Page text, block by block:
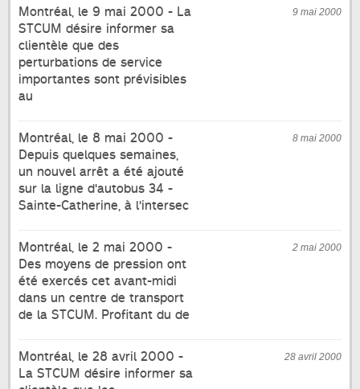
9 mai 2000
Montréal, le 9 mai 2000 - La
STCUM désire informer sa
clientèle que des
perturbations de service
importantes sont prévisibles
au
8 mai 2000
Montréal, le 8 mai 2000 -
Depuis quelques semaines,
un nouvel arrêt a été ajouté
sur la ligne d'autobus 34 -
Sainte-Catherine, à l'intersec
2 mai 2000
Montréal, le 2 mai 2000 -
Des moyens de pression ont
été exercés cet avant-midi
dans un centre de transport
de la STCUM. Profitant du de
28 avril 2000
Montréal, le 28 avril 2000 -
La STCUM désire informer sa